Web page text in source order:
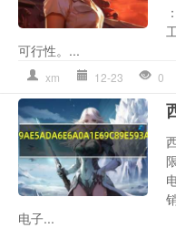
可行性。...
xm 12-23 0
电子...